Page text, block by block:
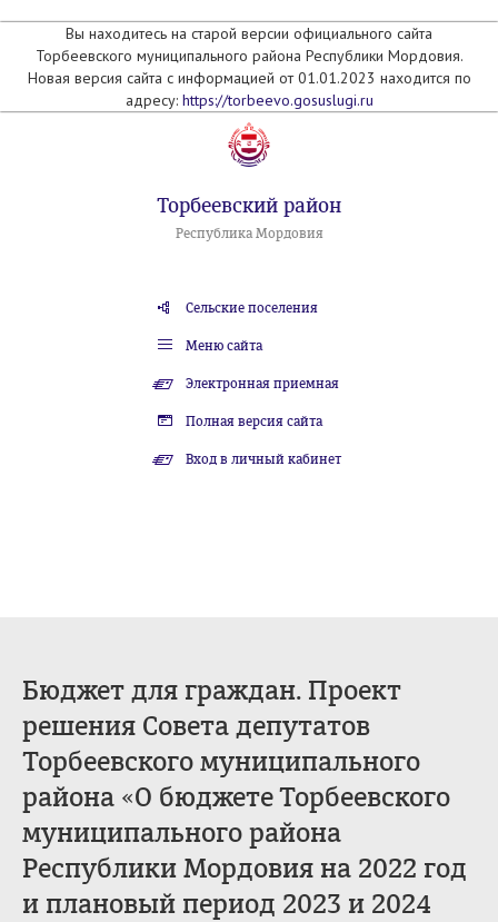
Вы находитесь на старой версии официального сайта
Торбеевского муниципального района Республики Мордовия.
Новая версия сайта с информацией от 01.01.2023 находится по
адресу: https://torbeevo.gosuslugi.ru
Торбеевский район
Республика Мордовия
Сельские поселения
Меню сайта
Электронная приемная
Полная версия сайта
Вход в личный кабинет
Бюджет для граждан. Проект
решения Совета депутатов
Торбеевского муниципального
района «О бюджете Торбеевского
муниципального района
Республики Мордовия на 2022 год
и плановый период 2023 и 2024